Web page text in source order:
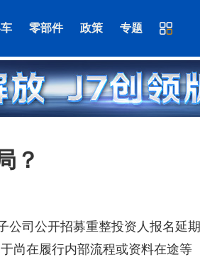
零部件 政策 专题
？
公司公开招募重整投资人报名延期
尚在履行内部流程或资料在途等